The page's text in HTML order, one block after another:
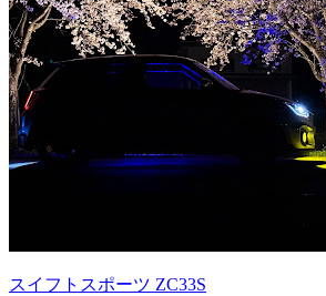
スイフトスポーツ ZC33S